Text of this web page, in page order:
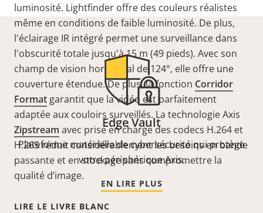
luminosité. Lightfinder offre des couleurs réalistes
même en conditions de faible luminosité. De plus,
l'éclairage IR intégré permet une surveillance dans
l'obscurité totale jusqu'à 15 m (49 pieds). Avec son
champ devision horizontal de 124°, elle offre une
couverture étendue. De plus, la fonction Corridor
Format garantit que la vidéo est parfaitement
adaptée aux couloirs surveillés. La technologieAxis
Zipstream avec prise en charge des codecs H.264 et
H.265 réduit considérablement les besoins en bande
passante et en stockage sans compromettre la
qualité d’image.
LIRE LE LIVRE BLANC
Edge Vault
Plateforme matérielle de cybersécurité qui protège
votre périphérique Axis.
EN LIRE PLUS